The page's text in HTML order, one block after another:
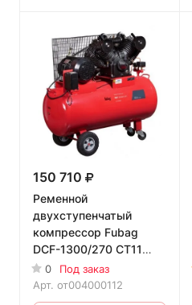
150 710
Ременной
двухступенчатый
компрессор Fubag
DCF-1300/270 CT11
двухступенчатый
0
Под заказ
Арт. от004000112